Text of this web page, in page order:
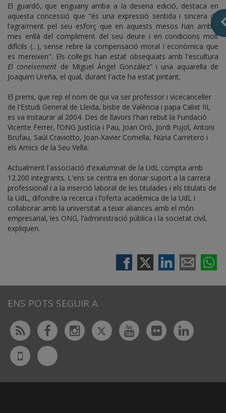
El guardó, que enguany arriba a la desena edició, destaca en
aquesta concessió que "és una expressió sentida i sincera de
l’agraïment pel seu esforç que en aquests mesos han arribat
mes enllà del compliment del seu deure i en condicions molt
difícils (...), sense rebre la compensació moral i econòmica que
es mereixen". Els col·legis han estat obsequiats amb l'escultura
El coneixement de Miguel Ángel González” i una aquarel·la de
Joaquim Ureña, el qual, durant l'acte ha estat pintant.
El premi, que rep el nom de qui va ser professor i vicecanceller
de l'Estudi General de Lleida, bisbe de València i papa Calixt III,
es va instaurar al 2004. Des de llavors l'han rebut la Fundació
Vicente Ferrer, l’ONG Justícia i Pau, Joan Oró, Jordi Pujol, Antoni
Brufau, Saúl Craviotto, Joan-Xavier Comella, Núria Carretero i
els Amics de la Seu Vella.
Actualment l'associació d'exalumnat de la UdL compta amb
12.200 integrants. L'ens se centra en donar suport a la carrera
professional i a la inserció laboral de les titulades i els titulats de
la UdL, difondre la recerca i l’oferta acadèmica de la UdL i
col·laborar amb la universitat a teixir aliances amb el món
empresarial, les ONG, l’administració pública i la societat civil,
expliquen.
ENS POTS SEGUIR A
Rss FacebookInstagram
TwitterYoutubeFlickr
UdL
App
Bluesky